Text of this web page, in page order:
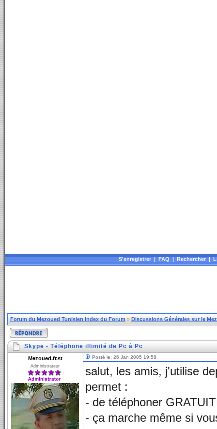
S'enregistrer|FAQ|Rechercher|
Forum du Mezoued Tunisien Index du Forum » Discussions Générales sur le
Skype - Téléphone illimité de Pc à Pc
Mezoued.fr.st
Administrateur
Posté le: 26 Jan 2005 19:58
salut, les amis, j'utilise
permet :
- de téléphoner
- ça marche même si